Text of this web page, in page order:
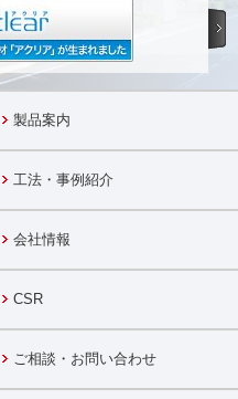
製品案内
工法・事例紹介
会社情報
CSR
ご相談・お問い合わせ